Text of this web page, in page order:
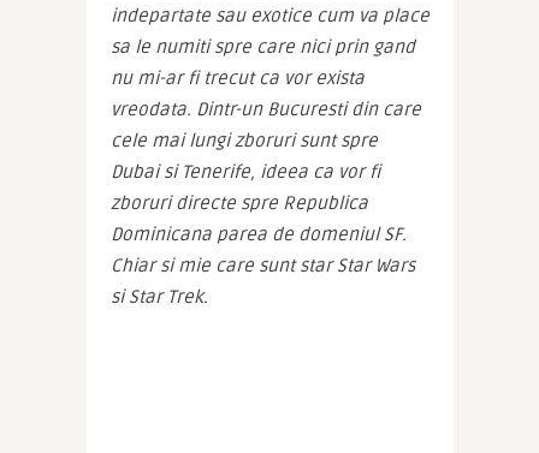
indepartate sau exotice cum va place
sa le numiti spre care nici prin gand
nu mi-ar fi trecut ca vor exista
vreodata. Dintr-un Bucuresti din care
cele mai lungi zboruri sunt spre
Dubai si Tenerife, ideea ca vor fi
zboruri directe spre Republica
Dominicana parea de domeniul SF.
Chiar si mie care sunt star Star Wars
si Star Trek.